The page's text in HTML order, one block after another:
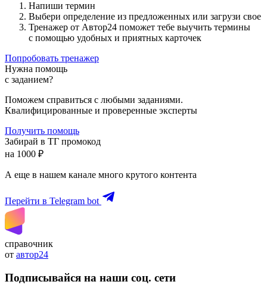
Напиши термин
Выбери определение из предложенных или загрузи свое
Тренажер от Автор24 поможет тебе выучить термины
с помощью удобных и приятных карточек
Попробовать тренажер
Нужна помощь
с заданием?
Поможем справиться с любыми заданиями.
Квалифицированные и проверенные эксперты
Получить помощь
Забирай в ТГ промокод
на 1000 ₽
А еще в нашем канале много крутого контента
Перейти в Telegram bot
справочник
от автор24
Подписывайся на наши соц. сети